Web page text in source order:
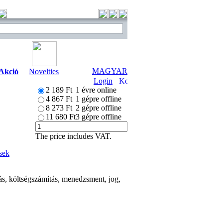
Novelties
MAGYAR
Login
2 189 Ft 1 évre online
4 867 Ft 1 gépre offline
8 273 Ft 2 gépre offline
11 680 Ft3 gépre offline
The price includes VAT.
költségszámítás, menedzsment, jog,